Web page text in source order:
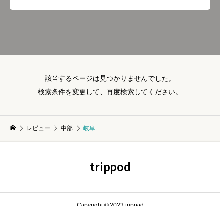
該当するページは見つかりませんでした。
検索条件を変更して、再度検索してください。
レビュー 中部 岐阜
trippod